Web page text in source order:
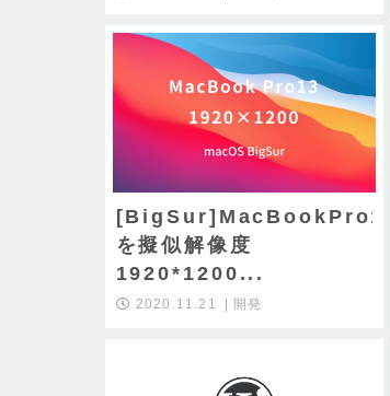
[BigSur]MacBookPro13
を擬似解像度
1920*1200...
2020.11.21 開発